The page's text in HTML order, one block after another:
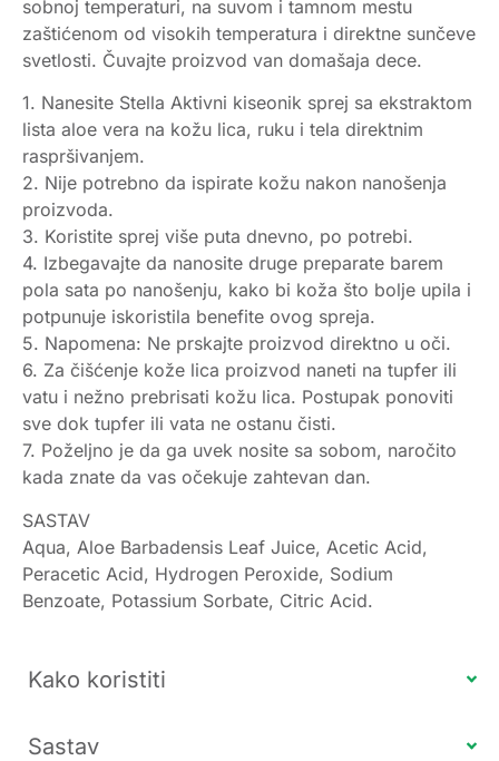
sobnoj temperaturi, na suvom i tamnom mestu
zaštićenom od visokih temperatura i direktne sunčeve
svetlosti. Čuvajte proizvod van domašaja dece.
1. Nanesite Stella Aktivni kiseonik sprej sa ekstraktom
lista aloe vera na kožu lica, ruku i tela direktnim
raspršivanjem.
2. Nije potrebno da ispirate kožu nakon nanošenja
proizvoda.
3. Koristite sprej više puta dnevno, po potrebi.
4. Izbegavajte da nanosite druge preparate barem
pola sata po nanošenju, kako bi koža što bolje upila i
potpunuje iskoristila benefite ovog spreja.
5. Napomena: Ne prskajte proizvod direktno u oči.
6. Za čišćenje kože lica proizvod naneti na tupfer ili
vatu i nežno prebrisati kožu lica. Postupak ponoviti
sve dok tupfer ili vata ne ostanu čisti.
7. Poželjno je da ga uvek nosite sa sobom, naročito
kada znate da vas očekuje zahtevan dan.
SASTAV
Aqua, Aloe Barbadensis Leaf Juice, Acetic Acid,
Peracetic Acid, Hydrogen Peroxide, Sodium
Benzoate, Potassium Sorbate, Citric Acid.
Kako koristiti
Sastav